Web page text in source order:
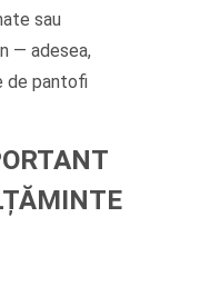
sau
— adesea,
de pantofi